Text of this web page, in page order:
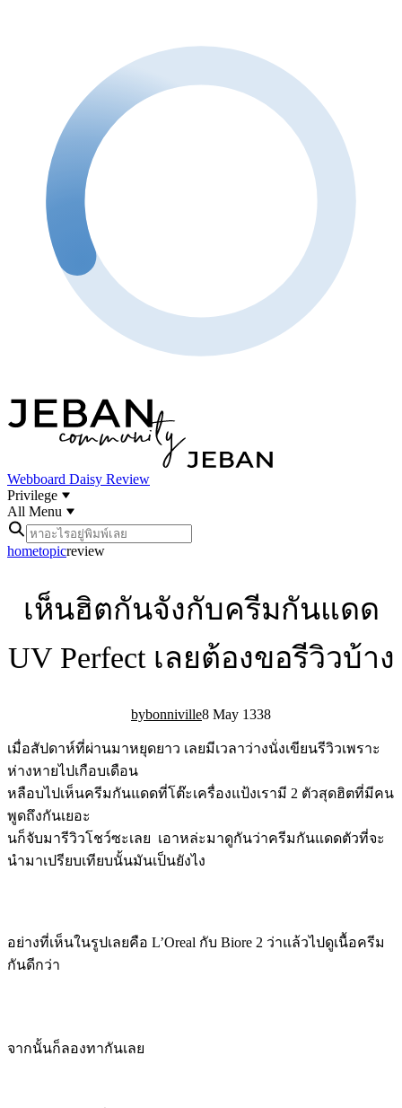
Webboard Daisy Review
Privilege
All Menu
hometopicreview
เห็นฮิตกันจังกับครีมกันแดด
UV Perfect เลยต้องขอรีวิวบ้าง
bonniville8 May 1338
เมื่อสัปดาห์ที่ผ่านมาหยุดยาว เลยมีเวลาว่างนั่งเขียนรีวิวเพราะ
ห่างหายไปเกือบเดือน
หลือบไปเห็นครีมกันแดดที่โต๊ะเครื่องแป้งเรามี 2 ตัวสุดฮิตที่มีคน
พูดถึงกันเยอะ
นก็จับมารีวิวโชว์ซะเลย เอาหล่ะมาดูกันว่าครีมกันแดดตัวที่จะ
นำมาเปรียบเทียบนั้นมันเป็นยังไง
อย่างที่เห็นในรูปเลยคือ L’Oreal กับ Biore 2 ว่าแล้วไปดูเนื้อครีม
กันดีกว่า
จากนั้นก็ลองทากันเลย